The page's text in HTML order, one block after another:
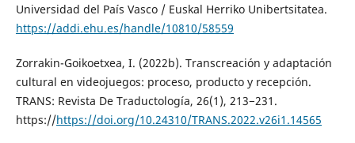
Universidad del País Vasco / Euskal Herriko Unibertsitatea.
https://addi.ehu.es/handle/10810/58559
Zorrakin-Goikoetxea, I. (2022b). Transcreación y adaptación
cultural en videojuegos: proceso, producto y recepción.
TRANS: Revista De Traductología, 26(1), 213−231.
https://https://doi.org/10.24310/TRANS.2022.v26i1.14565